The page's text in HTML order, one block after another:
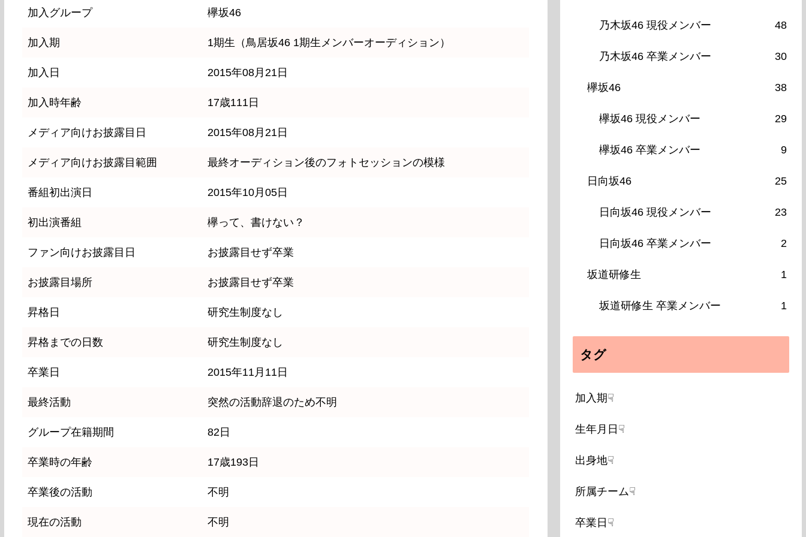
加入グループ 欅坂46
加入期 1期生（鳥居坂46 1期生メンバーオーディション）
加入日 2015年08月21日
加入時年齢 17歳111日
メディア向けお披露目日 2015年08月21日
メディア向けお披露目範囲 最終オーディション後のフォトセッションの模様
番組初出演日 2015年10月05日
初出演番組 欅って、書けない？
ファン向けお披露目日 お披露目せず卒業
お披露目場所 お披露目せず卒業
昇格日 研究生制度なし
昇格までの日数 研究生制度なし
卒業日 2015年11月11日
最終活動 突然の活動辞退のため不明
グループ在籍期間 82日
卒業時の年齢 17歳193日
卒業後の活動 不明
現在の活動 不明
乃木坂46 現役メンバー 48
乃木坂46 卒業メンバー 30
欅坂46 38
欅坂46 現役メンバー 29
欅坂46 卒業メンバー 9
日向坂46 25
日向坂46 現役メンバー 23
日向坂46 卒業メンバー 2
坂道研修生 1
坂道研修生 卒業メンバー 1
タグ
加入期☟
生年月日☟
出身地☟
所属チーム☟
卒業日☟